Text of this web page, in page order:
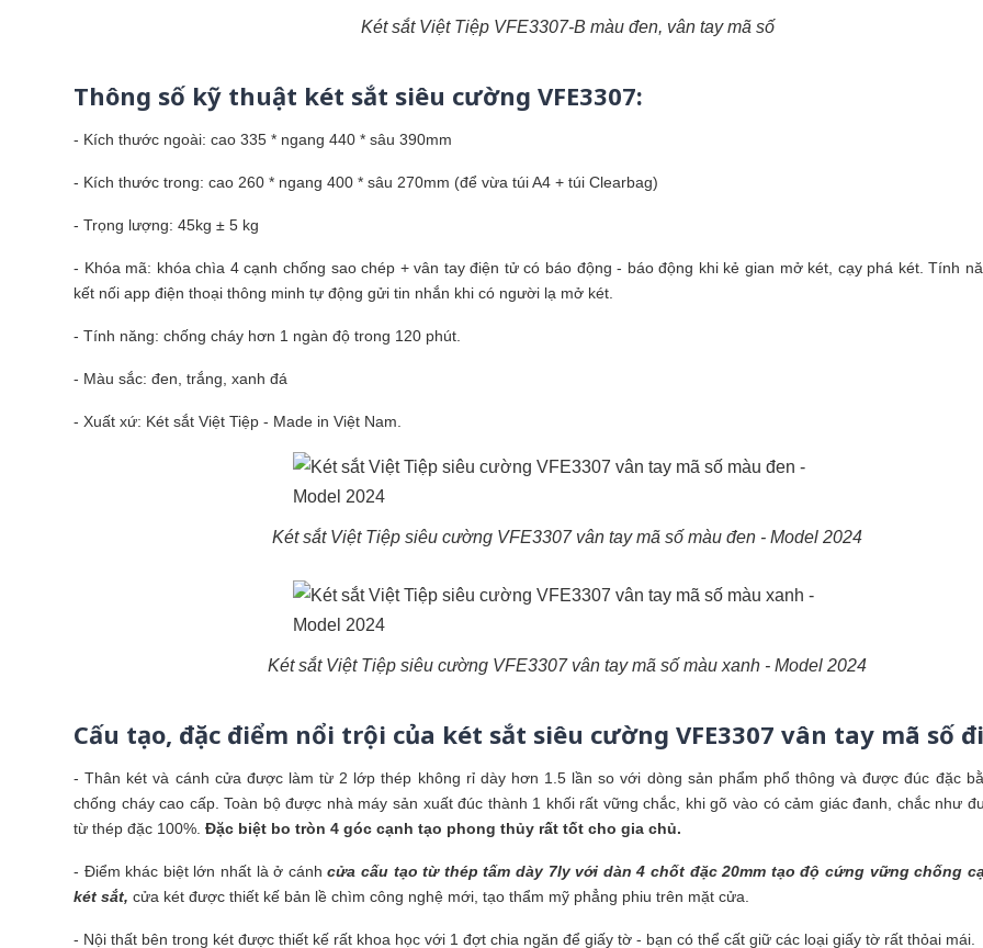
Két sắt Việt Tiệp VFE3307-B màu đen, vân tay mã số
Thông số kỹ thuật két sắt siêu cường VFE3307:
- Kích thước ngoài: cao 335 * ngang 440 * sâu 390mm
- Kích thước trong: cao 260 * ngang 400 * sâu 270mm (để vừa túi A4 + túi Clearbag)
- Trọng lượng: 45kg ± 5 kg
- Khóa mã: khóa chìa 4 cạnh chống sao chép + vân tay điện tử có báo động - báo động khi kẻ gian mở két, cạy phá két. Tính
kết nối app điện thoại thông minh tự động gửi tin nhắn khi có người lạ mở két.
- Tính năng: chống cháy hơn 1 ngàn độ trong 120 phút.
- Màu sắc: đen, trắng, xanh đá
- Xuất xứ: Két sắt Việt Tiệp - Made in Việt Nam.
Két sắt Việt Tiệp siêu cường VFE3307 vân tay mã số màu đen - Model 2024
Két sắt Việt Tiệp siêu cường VFE3307 vân tay mã số màu xanh - Model 2024
Cấu tạo, đặc điểm nổi trội của két sắt siêu cường VFE3307 vân tay mã số
- Thân két và cánh cửa được làm từ 2 lớp thép không rỉ dày hơn 1.5 lần so với dòng sản phẩm phổ thông và được đúc đặc
chống cháy cao cấp. Toàn bộ được nhà máy sản xuất đúc thành 1 khối rất vững chắc, khi gõ vào có cảm giác đanh, chắc như
từ thép đặc 100%. Đặc biệt bo tròn 4 góc cạnh tạo phong thủy rất tốt cho gia chủ.
- Điểm khác biệt lớn nhất là ở cánhcửa cấu tạo từ thép tấm dày 7lyvới dàn 4 chốt đặc 20mm tạo độ cứng vững chống
két sắt, cửa két được thiết kế bản lề chìm công nghệ mới, tạo thẩm mỹ phẳng phiu trên mặt cửa.
- Nội thất bên trong két được thiết kế rất khoa học với 1 đợt chia ngăn để giấy tờ - bạn có thể cất giữ các loại giấy tờ rất thỏai mái.